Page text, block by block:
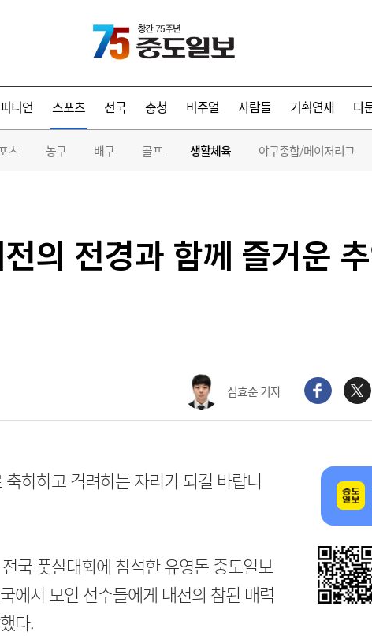
니언 스포츠 전국 충청 비주얼 사람들 기획연재 다
츠 농구 배구 골프 생활체육 야구종합/메이저리그
의 전경과 함께 즐거운
심효준 기자
하하고 격려하는 자리가 되길 바랍니
국 풋살대회에 참석한 유영돈 중도일보
에서 모인 선수들에게 대전의 참된 매력
다.